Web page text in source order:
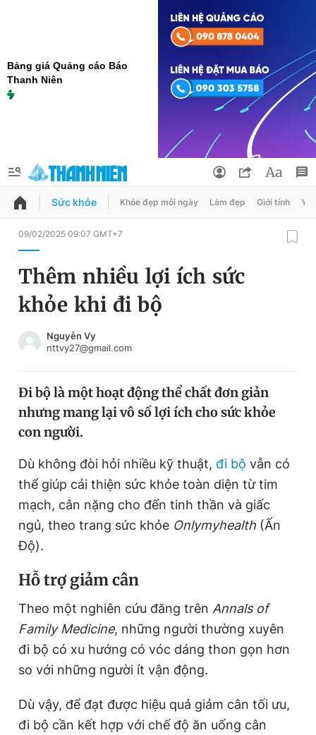
Bảng giá Quảng cáo Báo
Thanh Niên
QUẢNG CÁO ĐẶT BÁO
Chuyên mục
Chuyên mục khác
Tin thị trường Tin 360
Sản phẩm khác
Tiện ích Bạn cần biết
Thông tin tòa soạn
Đổi mật khẩu
Tin đã lưu
Tin đã xem
Đăng xuất
Sức khỏe Khỏe đẹp mỗi ngày Làm đẹp Giới tính Y
09/02/2025 09:07 GMT+7
Thêm nhiều lợi ích sức
khỏe khi đi bộ
Nguyễn Vy
nttvy27@gmail.com
Đi bộ là một hoạt động thể chất đơn giản
nhưng mang lại vô số lợi ích cho sức khỏe
con người.
Dù không đòi hỏi nhiều kỹ thuật, đi bộ vẫn có
thể giúp cải thiện sức khỏe toàn diện từ tim
mạch, cân nặng cho đến tinh thần và giấc
ngủ, theo trang sức khỏe Onlymyhealth (Ấn
Độ).
Hỗ trợ giảm cân
Theo một nghiên cứu đăng trên Annals of
Family Medicine, những người thường xuyên
đi bộ có xu hướng có vóc dáng thon gọn hơn
so với những người ít vận động.
Dù vậy, để đạt được hiệu quả giảm cân tối ưu,
đi bộ cần kết hợp với chế độ ăn uống cân